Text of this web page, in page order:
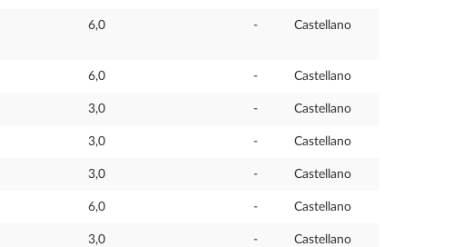
6,0 - Castellano
6,0 - Castellano
3,0 - Castellano
3,0 - Castellano
3,0 - Castellano
6,0 - Castellano
3,0 - Castellano